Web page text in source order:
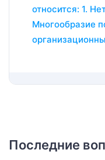
относится: 1.
Многообразие
Последние